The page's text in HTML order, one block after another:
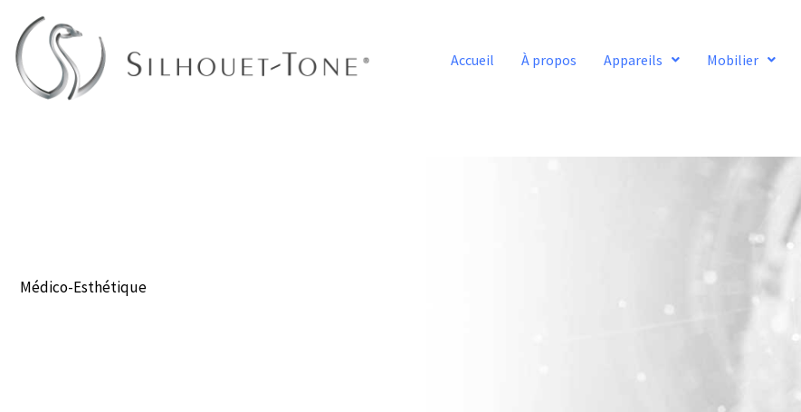
contenu
Accueil À propos Appareils Mobilier
Médico-Esthétique